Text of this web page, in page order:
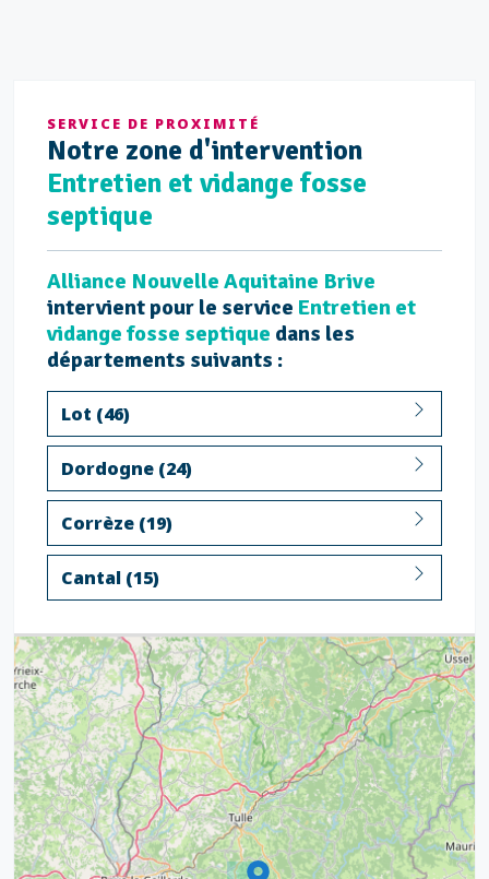
SERVICE DE PROXIMITÉ
Notre zone d'intervention
Entretien et vidange fosse
septique
Alliance Nouvelle Aquitaine Brive
intervient pour le service Entretien et
vidange fosse septique dans les
départements suivants :
Lot (46)
Dordogne (24)
Corrèze (19)
Cantal (15)
3
6
6
5
6
6
12
7
8
6
7
8
17